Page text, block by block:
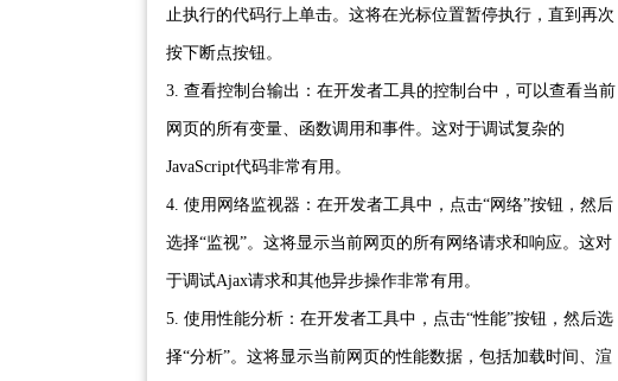
止执行的代码行上单击。这将在光标位置暂停执行，直到再次
按下断点按钮。
3. 查看控制台输出：在开发者工具的控制台中，可以查看当前
网页的所有变量、函数调用和事件。这对于调试复杂的
JavaScript代码非常有用。
4. 使用网络监视器：在开发者工具中，点击“网络”按钮，然后
选择“监视”。这将显示当前网页的所有网络请求和响应。这对
于调试Ajax请求和其他异步操作非常有用。
5. 使用性能分析：在开发者工具中，点击“性能”按钮，然后选
择“分析”。这将显示当前网页的性能数据，包括加载时间、渲